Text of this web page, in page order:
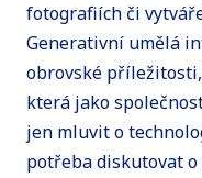
fotografiích či
Generativní umělá
obrovské
která jako
jen mluvit o
potřeba diskutovat